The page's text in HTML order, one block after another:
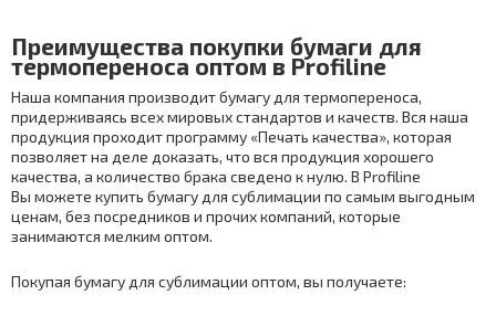
Преимущества покупки бумаги для
термопереноса оптом в Profiline
Наша компания производит бумагу для термопереноса,
придерживаясь всех мировых стандартов и качеств. Вся наша
продукция проходит программу «Печать качества», которая
позволяет на деле доказать, что вся продукция хорошего
качества, а количество брака сведено к нулю. В Profiline
Вы можете купить бумагу для сублимации по самым выгодным
ценам, без посредников и прочих компаний, которые
занимаются мелким оптом.
Покупая бумагу для сублимации оптом, вы получаете: